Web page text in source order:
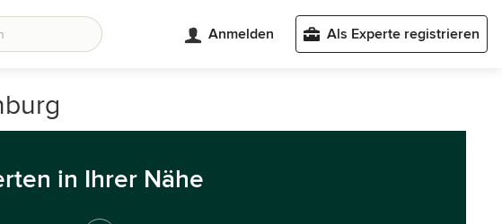
Anmelden Als Experte registrieren
in Ihrer Nähe